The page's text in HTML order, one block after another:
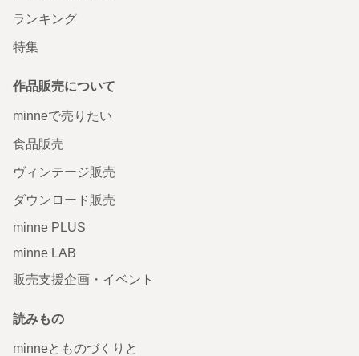
ランキング
特集
作品販売について
minneで売りたい
食品販売
ヴィンテージ販売
ダウンロード販売
minne PLUS
minne LAB
販売支援企画・イベント
読みもの
minneとものづくりと